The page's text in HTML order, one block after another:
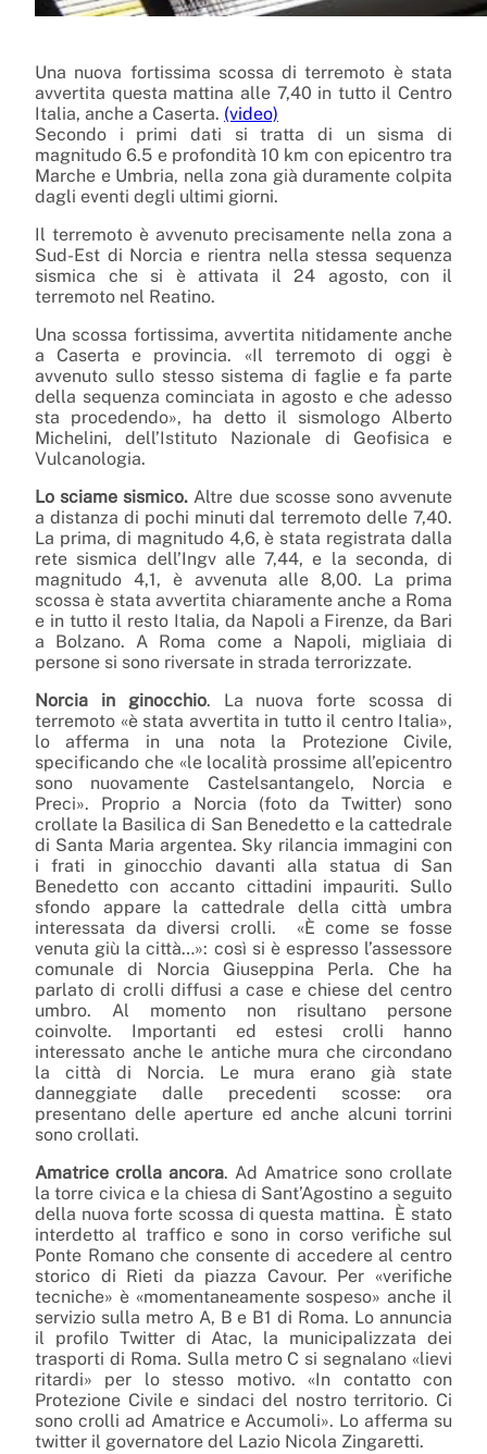
Una nuova fortissima scossa di terremoto è stata
avvertita questa mattina alle 7,40 in tutto il Centro
Italia, anche a Caserta. (video)
Secondo i primi dati si tratta di un sisma di
magnitudo 6.5 e profondità 10 km con epicentro tra
Marche e Umbria, nella zona già duramente colpita
dagli eventi degli ultimi giorni.
Il terremoto è avvenuto precisamente nella zona a
Sud-Est di Norcia e rientra nella stessa sequenza
sismica che si è attivata il 24 agosto, con il
terremoto nel Reatino.
Una scossa fortissima, avvertita nitidamente anche
a Caserta e provincia. «Il terremoto di oggi è
avvenuto sullo stesso sistema di faglie e fa parte
della sequenza cominciata in agosto e che adesso
sta procedendo», ha detto il sismologo Alberto
Michelini, dell’Istituto Nazionale di Geofisica e
Vulcanologia.
Lo sciame sismico. Altre due scosse sono avvenute
a distanza di pochi minuti dal terremoto delle 7,40.
La prima, di magnitudo 4,6, è stata registrata dalla
rete sismica dell’Ingv alle 7,44, e la seconda, di
magnitudo 4,1, è avvenuta alle 8,00. La prima
scossa è stata avvertita chiaramente anche a Roma
e in tutto il resto Italia, da Napoli a Firenze, da Bari
a Bolzano. A Roma come a Napoli, migliaia di
persone si sono riversate in strada terrorizzate.
Norcia in ginocchio. La nuova forte scossa di
terremoto «è stata avvertita in tutto il centro Italia»,
lo afferma in una nota la Protezione Civile,
specificando che «le località prossime all’epicentro
sono nuovamente Castelsantangelo, Norcia e
Preci». Proprio a Norcia (foto da Twitter) sono
crollate la Basilica di San Benedetto e la cattedrale
di Santa Maria argentea. Sky rilancia immagini con
i frati in ginocchio davanti alla statua di San
Benedetto con accanto cittadini impauriti. Sullo
sfondo appare la cattedrale della città umbra
interessata da diversi crolli. «È come se fosse
venuta giù la città…»: così si è espresso l’assessore
comunale di Norcia Giuseppina Perla. Che ha
parlato di crolli diffusi a case e chiese del centro
umbro. Al momento non risultano persone
coinvolte. Importanti ed estesi crolli hanno
interessato anche le antiche mura che circondano
la città di Norcia. Le mura erano già state
danneggiate dalle precedenti scosse: ora
presentano delle aperture ed anche alcuni torrini
sono crollati.
Amatrice crolla ancora. Ad Amatrice sono crollate
la torre civica e la chiesa di Sant’Agostino a seguito
della nuova forte scossa di questa mattina. È stato
interdetto al traffico e sono in corso verifiche sul
Ponte Romano che consente di accedere al centro
storico di Rieti da piazza Cavour. Per «verifiche
tecniche» è «momentaneamente sospeso» anche il
servizio sulla metro A, B e B1 di Roma. Lo annuncia
il profilo Twitter di Atac, la municipalizzata dei
trasporti di Roma. Sulla metro C si segnalano «lievi
ritardi» per lo stesso motivo. «In contatto con
Protezione Civile e sindaci del nostro territorio. Ci
sono crolli ad Amatrice e Accumoli». Lo afferma su
twitter il governatore del Lazio Nicola Zingaretti.